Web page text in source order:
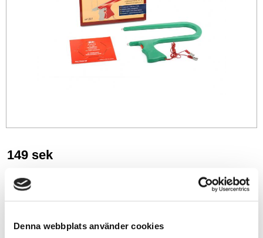
Denna webbplats använder cookies
149 sek
-
Lägg till i favoriter